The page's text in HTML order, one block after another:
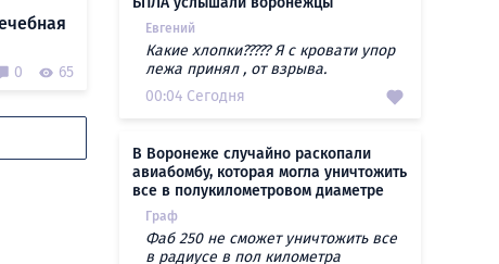
0 65
Евгений
Какие хлопки????? Я с кровати упор
лежа принял , от взрыва.
00:04 Сегодня
В Воронеже случайно раскопали
авиабомбу, которая могла уничтожить
все в полукилометровом диаметре
Граф
Фаб 250 не сможет уничтожить все
в радиусе в пол километра